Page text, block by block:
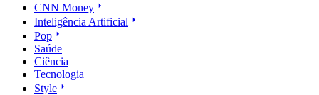
CNN Money
Inteligência Artificial
Pop
Saúde
Ciência
Tecnologia
Style